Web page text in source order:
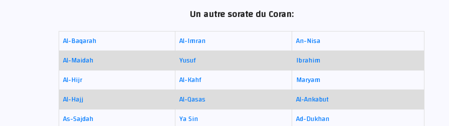
Un autre sorate du Coran:
Al-Baqarah Al-Imran
An-Nisa
Al-Maidah
Yusuf
Ibrahim
Al-Hijr
Al-Kahf
Maryam
Al-Hajj
Al-Qasas
Al-Ankabut
As-Sajdah
Ya Sin
Ad-Dukhan